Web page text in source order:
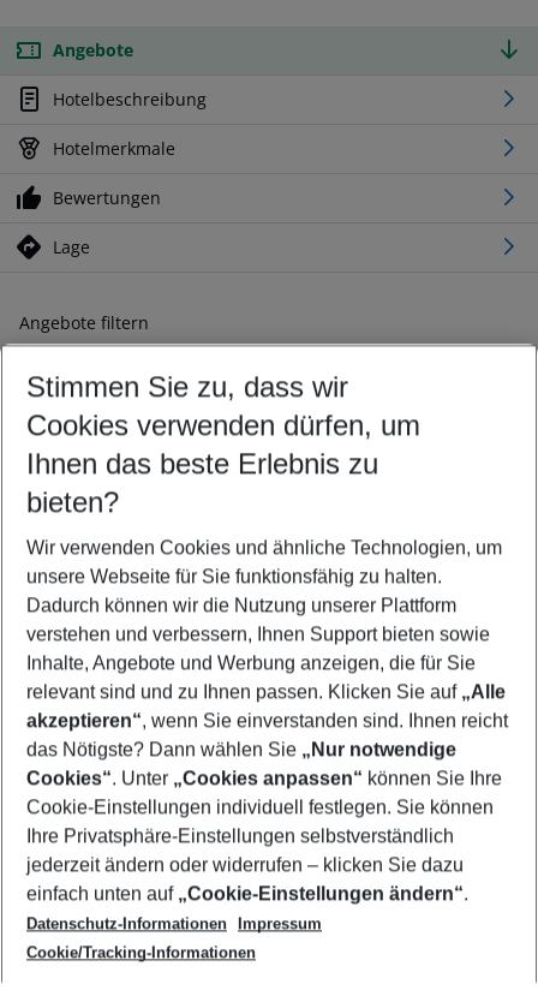
Angebote
Hotelbeschreibung
Hotelmerkmale
Bewertungen
Lage
Angebote filtern
Ändern Sie Ihre Kriterien nach Ihren Wünschen
Abflughafen wählen
Beliebiger Abflughafen
Reisezeitraum wählen
11.08.26– 09.08.27 5-8 Nächte
2 Erwachsene Keine Kinder
Mehr Filter anzeigen
Footer
Footer navigation
Über uns
AGB
Cookie-Einstellungen ändern
Cookie-Richtlinie
Datenschutz
Service & Hilfe
Barrierefreies Reisen
Check-in
Folgen Sie uns
Stimmen Sie zu, dass wir
Cookies verwenden dürfen, um
Ihnen das beste Erlebnis zu
bieten?
Wir verwenden Cookies und ähnliche Technologien, um
unsere Webseite für Sie funktionsfähig zu halten.
Dadurch können wir die Nutzung unserer Plattform
verstehen und verbessern, Ihnen Support bieten sowie
Inhalte, Angebote und Werbung anzeigen, die für Sie
relevant sind und zu Ihnen passen. Klicken Sie auf „Alle
akzeptieren“, wenn Sie einverstanden sind. Ihnen reicht
das Nötigste? Dann wählen Sie „Nur notwendige
Cookies“. Unter „Cookies anpassen“ können Sie Ihre
Cookie-Einstellungen individuell festlegen. Sie können
Ihre Privatsphäre-Einstellungen selbstverständlich
jederzeit ändern oder widerrufen – klicken Sie dazu
einfach unten auf „Cookie-Einstellungen ändern“.
Datenschutz-Informationen
Impressum
Cookie/Tracking-Informationen